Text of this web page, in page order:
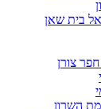
בית שאן
צורן
השרון